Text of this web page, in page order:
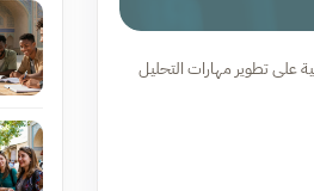
على تطوير مهارات التحليل